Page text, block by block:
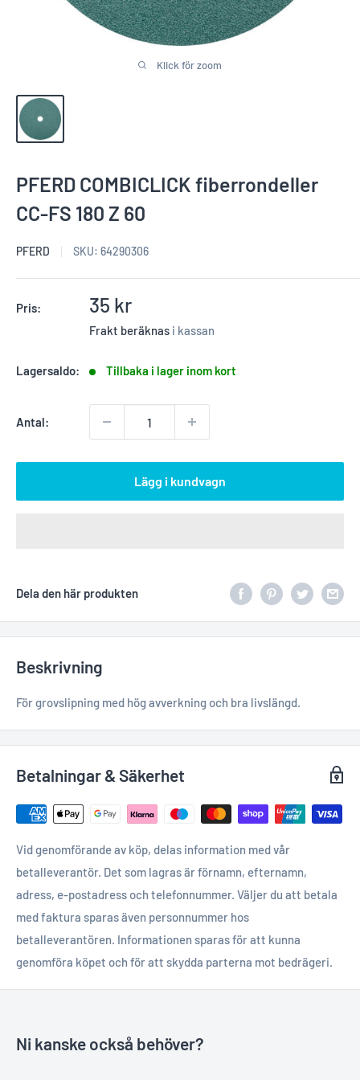
Klick för zoom
PFERD COMBICLICK fiberrondeller
CC-FS 180 Z 60
PFERD SKU: 64290306
Pris: Reapris
35 kr
Frakt beräknas i kassan
Lagersaldo: Tillbaka i lager inom kort
Antal:
Lägg i kundvagn
Dela den här produkten
Beskrivning
För grovslipning med hög avverkning och bra livslängd.
Betalningar & Säkerhet
Vid genomförande av köp, delas information med vår
betalleverantör. Det som lagras är förnamn, efternamn,
adress, e-postadress och telefonnummer. Väljer du att betala
med faktura sparas även personnummer hos
betalleverantören. Informationen sparas för att kunna
genomföra köpet och för att skydda parterna mot bedrägeri.
Ni kanske också behöver?